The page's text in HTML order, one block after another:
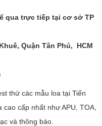
qua trực tiếp tại cơ sở TP
Quận Tân Phú, HCM
thử các mẫu loa tại Tiến
cấp nhất như APU, TOA,
và thông báo.